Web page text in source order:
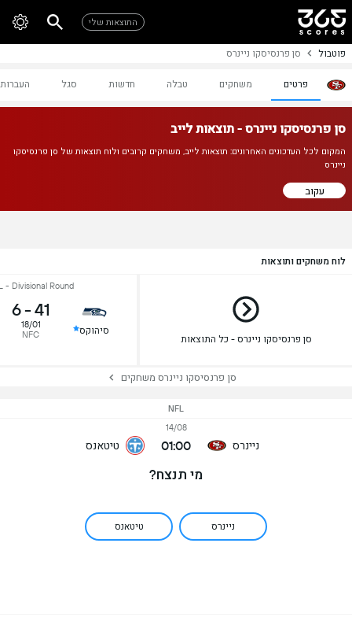
התוצאות שלי
פוטבול סן פרנסיסקו ניינרס
פרטים משחקים טבלה חדשות סגל העברות
סן פרנסיסקו ניינרס - תוצאות לייב
המקום לכל העדכונים האחרונים: תוצאות לייב, משחקים קרובים ולוח תוצאות של סן פרנסיסקו
ניינרס
עקוב
לוח משחקים ותוצאות
סן פרנסיסקו ניינרס - כל התוצאות
- Divisional Round
סיהוקס
41
-
6
18/01
NFC
סן פרנסיסקו ניינרס משחקים
NFL
ניינרס
14/08
01:00 טיטאנס
מי תנצח?
ניינרס טיטאנס